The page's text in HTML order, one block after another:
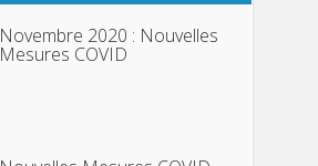
Novembre 2020 : Nouvelles
Mesures COVID